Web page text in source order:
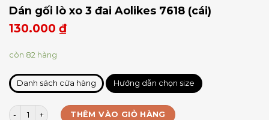
Dán gối lò xo 3 đai Aolikes 7618 (cái)
130.000 ₫
còn 82 hàng
Danh sách cửa hàng Hướng dẫn chọn size
Dán gối lò xo 3 đai Aolikes 7618 (cái) số lượng
THÊM VÀO GIỎ HÀNG